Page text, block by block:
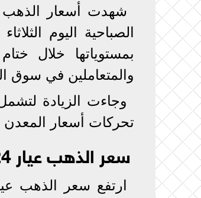
شهدت أسعار الذهب
بمستوياتها خلال
والمتعاملين في سوق
وجاءت الزيادة
تحركات أسعار
سعر الذهب عيار 24 اليوم
ارتفع سعر الذهب عيار 24، وهو الأعلى نقاءً بين الأعيرة المتداولة،